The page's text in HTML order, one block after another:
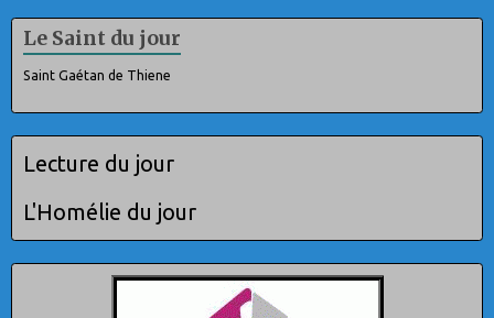
Le Saint du jour
Saint Gaétan de Thiene
Lecture du jour
L'Homélie du jour